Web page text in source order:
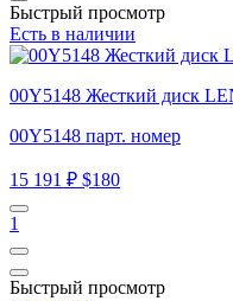
Быстрый просмотр
Есть в наличии
00Y5148 Жесткий диск
00Y5148 парт. номер
15 191 ₽ $180
1
Быстрый просмотр